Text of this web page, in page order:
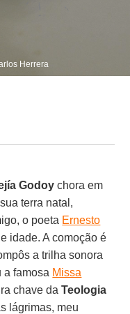
Herrera
Godoy chora em
terra natal,
o poeta Ernesto
idade. A comoção é
a trilha sonora
a famosa Missa
chave daTeologia
lágrimas, meu